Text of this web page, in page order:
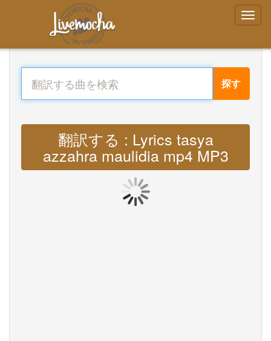
探す
翻訳する : Lyrics tasya
azzahra maulidia mp4 MP3